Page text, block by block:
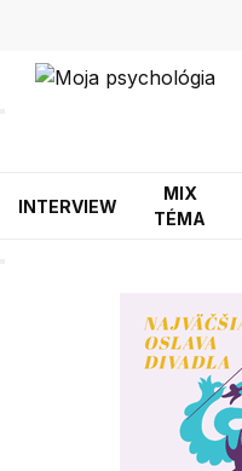
INTERVIEW
MIX
TÉMA